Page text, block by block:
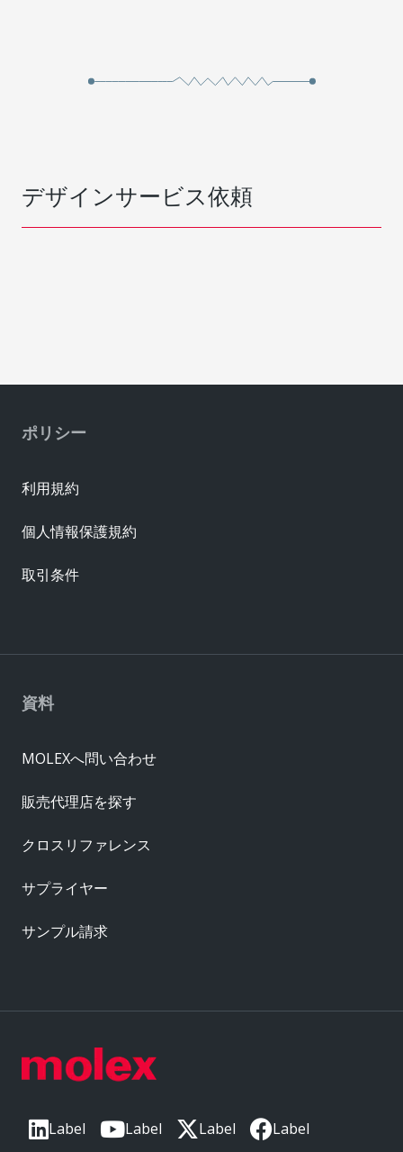
デザインサービス依頼
Label Label Label Label
資料
MOLEXへ問い合わせ
販売代理店を探す
クロスリファレンス
サプライヤー
サンプル請求
ポリシー
利用規約
個人情報保護規約
取引条件